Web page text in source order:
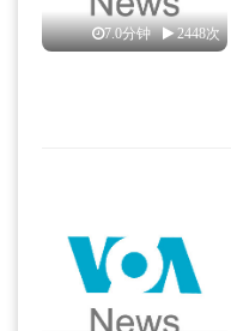
7.0分钟 2448次